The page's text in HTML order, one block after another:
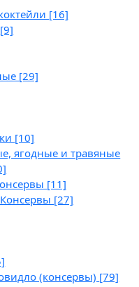
[16]
[9]
[29]
[10]
ягодные и травяные
[11]
[27]
(консервы) [79]